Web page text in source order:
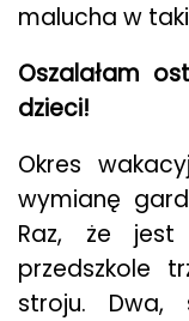
malucha w
Oszalałam
dzieci!
Okres
wymianę
Raz, że
przedszkole
stroju.